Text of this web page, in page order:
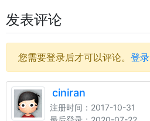
发表评论
您需要登录后才可以评论。 登录
ciniran
注册时间：2017-10-31